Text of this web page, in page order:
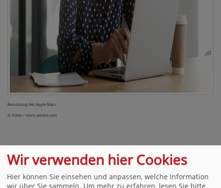
Benutzung des Apple Macs
© fizkes / stock.adobe.com
Ihre Meinung zählt!
Wir möchten uns stetig verbessern. Unterstützen
Wir verwenden hier Cookies
Hier können Sie einsehen und anpassen, welche Information
wir über Sie sammeln. Um mehr zu erfahren, lesen Sie bitte